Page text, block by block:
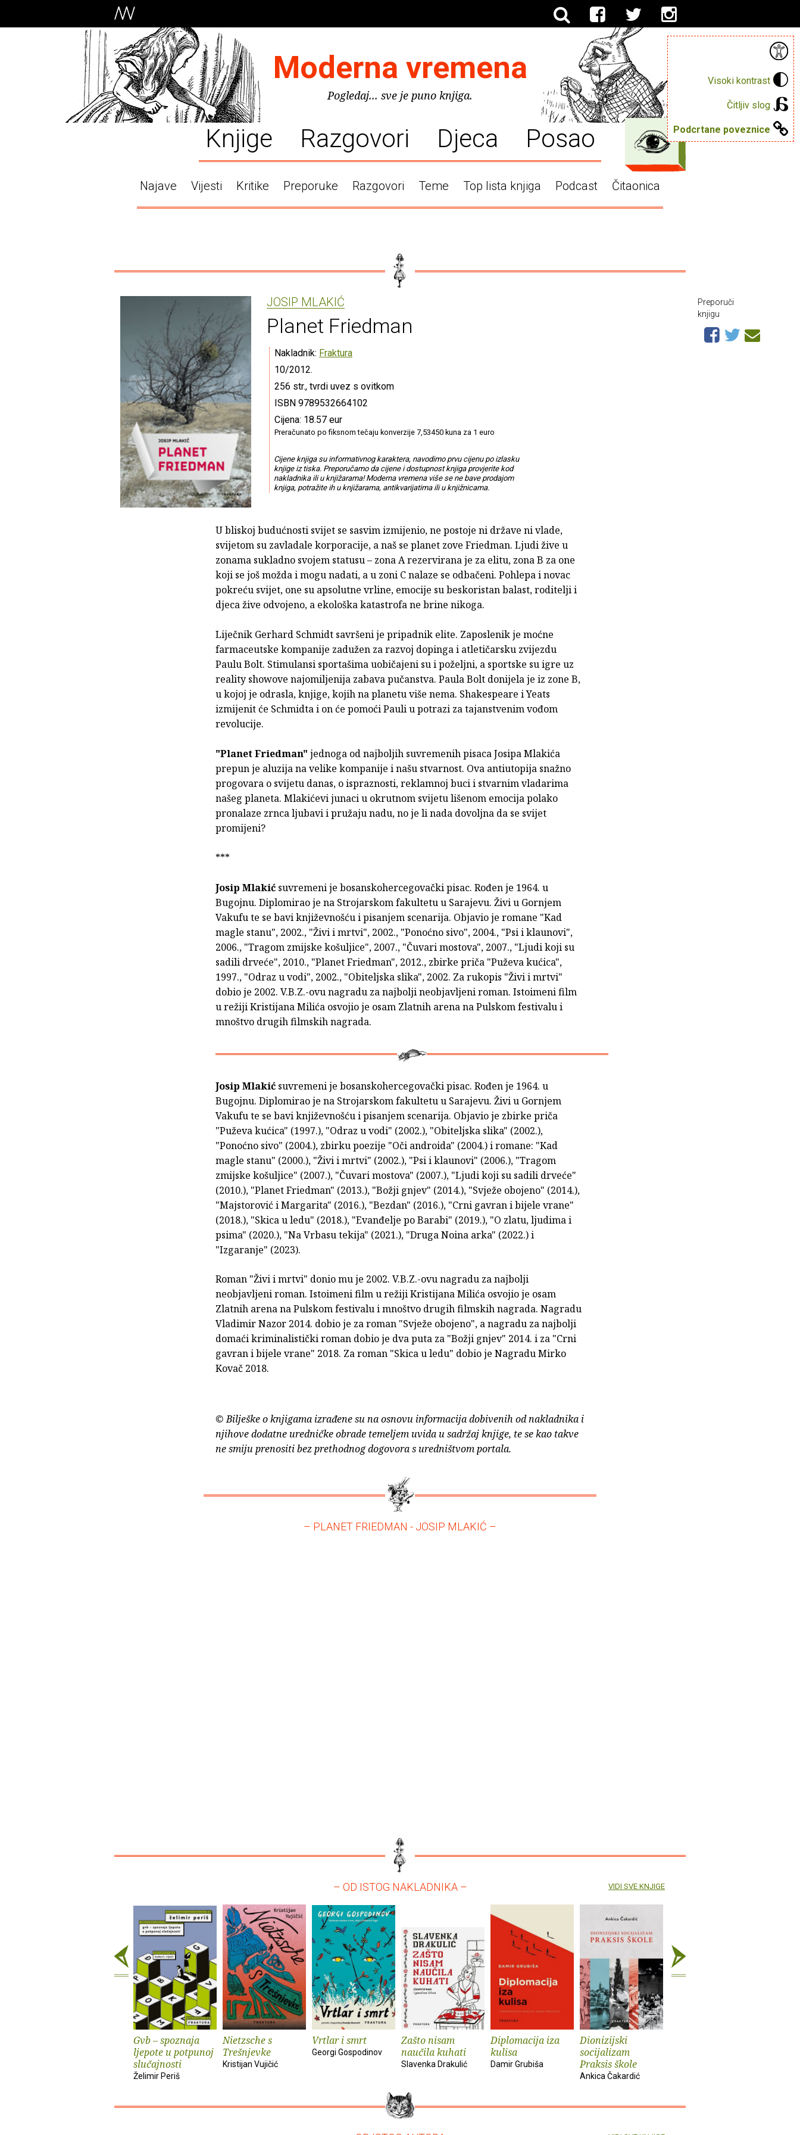
Visoki kontrast
Čitljiv slog
Podcrtane poveznice
Moderna vremena
Pogledaj... sve je puno knjiga.
Knjige Razgovori Djeca Posao
Najave Vijesti Kritike Preporuke Razgovori Teme Top lista knjiga Podcast Čitaonica
JOSIP MLAKIĆ
Planet Friedman
Nakladnik: Fraktura
10/2012.
256 str., tvrdi uvez s ovitkom
ISBN 9789532664102
Cijena: 18.57 eur
Preračunato po fiksnom tečaju konverzije 7,53450 kuna za 1 euro
Cijene knjiga su informativnog karaktera, navodimo prvu cijenu po izlasku
knjige iz tiska. Preporučamo da cijene i dostupnost knjiga provjerite kod
nakladnika ili u knjižarama! Moderna vremena više se ne bave prodajom
knjiga, potražite ih u knjižarama, antikvarijatima ili u knjižnicama.
U bliskoj budućnosti svijet se sasvim izmijenio, ne postoje ni države ni vlade,
svijetom su zavladale korporacije, a naš se planet zove Friedman. Ljudi žive u
zonama sukladno svojem statusu – zona A rezervirana je za elitu, zona B za one
koji se još možda i mogu nadati, a u zoni C nalaze se odbačeni. Pohlepa i novac
pokreću svijet, one su apsolutne vrline, emocije su beskoristan balast, roditelji i
djeca žive odvojeno, a ekološka katastrofa ne brine nikoga.
Liječnik Gerhard Schmidt savršeni je pripadnik elite. Zaposlenik je moćne
farmaceutske kompanije zadužen za razvoj dopinga i atletičarsku zvijezdu
Paulu Bolt. Stimulansi sportašima uobičajeni su i poželjni, a sportske su igre uz
reality showove najomiljenija zabava pučanstva. Paula Bolt donijela je iz zone B,
u kojoj je odrasla, knjige, kojih na planetu više nema. Shakespeare i Yeats
izmijenit će Schmidta i on će pomoći Pauli u potrazi za tajanstvenim vođom
revolucije.
"Planet Friedman" jednoga od najboljih suvremenih pisaca Josipa Mlakića
prepun je aluzija na velike kompanije i našu stvarnost. Ova antiutopija snažno
progovara o svijetu danas, o ispraznosti, reklamnoj buci i stvarnim vladarima
našeg planeta. Mlakićevi junaci u okrutnom svijetu lišenom emocija polako
pronalaze zrnca ljubavi i pružaju nadu, no je li nada dovoljna da se svijet
promijeni?
***
Josip Mlakić suvremeni je bosanskohercegovački pisac. Rođen je 1964. u
Bugojnu. Diplomirao je na Strojarskom fakultetu u Sarajevu. Živi u Gornjem
Vakufu te se bavi književnošću i pisanjem scenarija. Objavio je romane "Kad
magle stanu", 2002., "Živi i mrtvi", 2002., "Ponoćno sivo", 2004., "Psi i klaunovi",
2006., "Tragom zmijske košuljice", 2007., "Čuvari mostova", 2007., "Ljudi koji su
sadili drveće", 2010., "Planet Friedman", 2012., zbirke priča "Puževa kućica",
1997., "Odraz u vodi", 2002., "Obiteljska slika", 2002. Za rukopis "Živi i mrtvi"
dobio je 2002. V.B.Z.-ovu nagradu za najbolji neobjavljeni roman. Istoimeni film
u režiji Kristijana Milića osvojio je osam Zlatnih arena na Pulskom festivalu i
mnoštvo drugih filmskih nagrada.
Josip Mlakić suvremeni je bosanskohercegovački pisac. Rođen je 1964. u
Bugojnu. Diplomirao je na Strojarskom fakultetu u Sarajevu. Živi u Gornjem
Vakufu te se bavi književnošću i pisanjem scenarija. Objavio je zbirke priča
"Puževa kućica" (1997.), "Odraz u vodi" (2002.), "Obiteljska slika" (2002.),
"Ponoćno sivo" (2004.), zbirku poezije "Oči androida" (2004.) i romane: "Kad
magle stanu" (2000.), "Živi i mrtvi" (2002.), "Psi i klaunovi" (2006.), "Tragom
zmijske košuljice" (2007.), "Čuvari mostova" (2007.), "Ljudi koji su sadili drveće"
(2010.), "Planet Friedman" (2013.), "Božji gnjev" (2014.), "Svježe obojeno" (2014.),
"Majstorović i Margarita" (2016.), "Bezdan" (2016.), "Crni gavran i bijele vrane"
(2018.), "Skica u ledu" (2018.), "Evanđelje po Barabi" (2019.), "O zlatu, ljudima i
psima" (2020.), "Na Vrbasu tekija" (2021.), "Druga Noina arka" (2022.) i
"Izgaranje" (2023).
Roman "Živi i mrtvi" donio mu je 2002. V.B.Z.-ovu nagradu za najbolji
neobjavljeni roman. Istoimeni film u režiji Kristijana Milića osvojio je osam
Zlatnih arena na Pulskom festivalu i mnoštvo drugih filmskih nagrada. Nagradu
Vladimir Nazor 2014. dobio je za roman "Svježe obojeno", a nagradu za najbolji
domaći kriminalistički roman dobio je dva puta za "Božji gnjev" 2014. i za "Crni
gavran i bijele vrane" 2018. Za roman "Skica u ledu" dobio je Nagradu Mirko
Kovač 2018.
© Bilješke o knjigama izrađene su na osnovu informacija dobivenih od nakladnika i
njihove dodatne uredničke obrade temeljem uvida u sadržaj knjige, te se kao takve
ne smiju prenositi bez prethodnog dogovora s uredništvom portala.
– PLANET FRIEDMAN - JOSIP MLAKIĆ –
Preporuči
knjigu
– OD ISTOG NAKLADNIKA –
Gvb – spoznaja
ljepote u potpunoj
slučajnosti
Želimir Periš
Nietzsche s
Trešnjevke
Kristijan Vujičić
Vrtlar i smrt
Georgi Gospodinov
Zašto nisam
naučila kuhati
Slavenka Drakulić
Diplomacija iza
kulisa
Damir Grubiša
Dionizijski
socijalizam
Praksis škole
Ankica Čakardić
VIDI SVE KNJIGE